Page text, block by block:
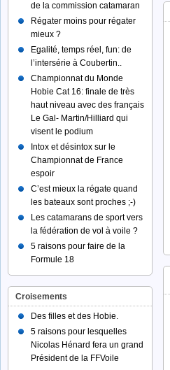
de la commission catamaran
Régater moins pour régater
mieux ?
Egalité, temps réel, fun: de
l’intersérie à Coubertin..
Championnat du Monde
Hobie Cat 16: finale de très
haut niveau avec des français
Le Gal- Martin/Hilliard qui
visent le podium
Intox et désintox sur le
Championnat de France
espoir
C’est mieux la régate quand
les bateaux sont proches ;-)
Les catamarans de sport vers
la fédération de vol à voile ?
5 raisons pour faire de la
Formule 18
Croisements
Des filles et des Hobie.
5 raisons pour lesquelles
Nicolas Hénard fera un grand
Président de la FFVoile